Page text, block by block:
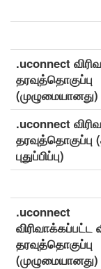
.uconnect
தரவுத்தொகுப்பு
(முழுமையானது)
.uconnect
தரவுத்தொகுப்பு
புதுப்பிப்பு)
.uconnect
விரிவாக்கப்பட்ட
தரவுத்தொகுப்பு
(முழுமையானது)